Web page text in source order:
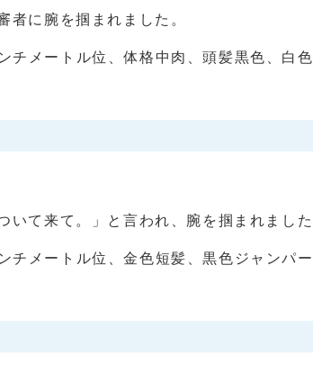
者に腕を掴まれました。
メートル位、体格中肉、頭髪黒色、白
て来て。」と言われ、腕を掴まれました
メートル位、金色短髪、黒色ジャンパ